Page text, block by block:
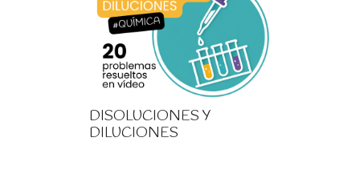
DISOLUCIONES Y
DILUCIONES